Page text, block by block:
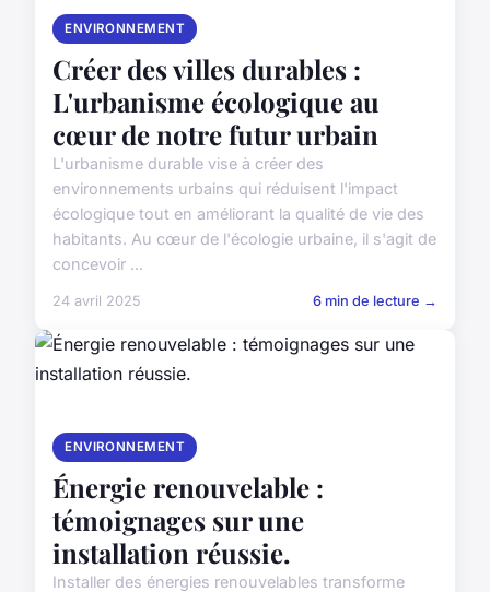
ENVIRONNEMENT
Créer des villes durables :
L'urbanisme écologique au
cœur de notre futur urbain
L'urbanisme durable vise à créer des
environnements urbains qui réduisent l'impact
écologique tout en améliorant la qualité de vie des
habitants. Au cœur de l'écologie urbaine, il s'agit de
concevoir ...
24 avril 2025 6 min de lecture →
ENVIRONNEMENT
Énergie renouvelable :
témoignages sur une
installation réussie.
Installer des énergies renouvelables transforme